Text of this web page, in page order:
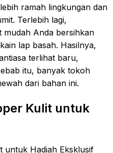
ramah lingkungan dan
Terlebih lagi,
mudah Anda bersihkan
lap basah. Hasilnya,
terlihat baru,
itu, banyak tokoh
dari bahan ini.
Kulit untuk